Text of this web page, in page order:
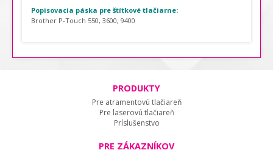
Popisovacia páska pre štítkové tlačiarne:
Brother P-Touch 550, 3600, 9400
PRODUKTY
Pre atramentovú tlačiareň
Pre laserovú tlačiareň
Príslušenstvo
PRE ZÁKAZNÍKOV